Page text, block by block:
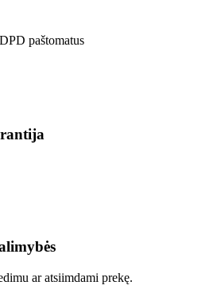
paštomatus
ar atsiimdami prekę.